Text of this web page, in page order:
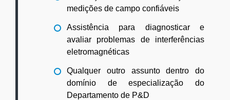
medições de campo confiáveis
Assistência para diagnosticar e
avaliar problemas de interferências
eletromagnéticas
Qualquer outro assunto dentro do
domínio de especialização do
Departamento de P&D